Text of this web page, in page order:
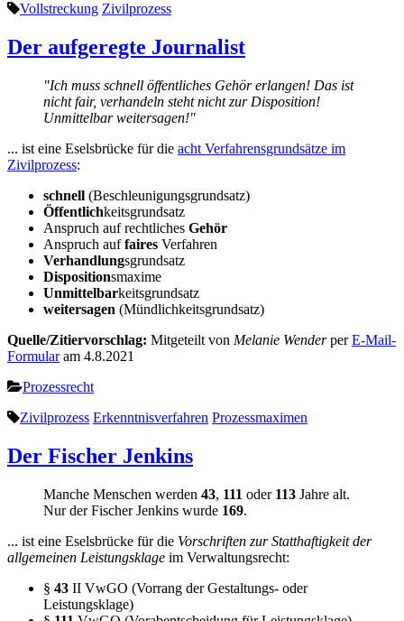
Vollstreckung Zivilprozess
Der aufgeregte Journalist
"Ich muss schnell öffentliches Gehör erlangen! Das ist
nicht fair, verhandeln steht nicht zur Disposition!
Unmittelbar weitersagen!"
... ist eine Eselsbrücke für die acht Verfahrensgrundsätze im
Zivilprozess:
schnell (Beschleunigungsgrundsatz)
Öffentlichkeitsgrundsatz
Anspruch auf rechtliches Gehör
Anspruch auffaires Verfahren
Verhandlungsgrundsatz
Dispositionsmaxime
Unmittelbarkeitsgrundsatz
weitersagen (Mündlichkeitsgrundsatz)
Quelle/Zitiervorschlag: Mitgeteilt von Melanie WenderperE-Mail-
Formularam 4.8.2021
Prozessrecht
Zivilprozess Erkenntnisverfahren Prozessmaximen
Der Fischer Jenkins
Manche Menschen werden 43, 111 oder 113 Jahre alt.
Nur der Fischer Jenkins wurde 169.
... ist eine Eselsbrücke für die Vorschriften zur Statthaftigkeit der
allgemeinen Leistungsklage im Verwaltungsrecht:
§ 43 II VwGO (Vorrang der Gestaltungs- oder
Leistungsklage)